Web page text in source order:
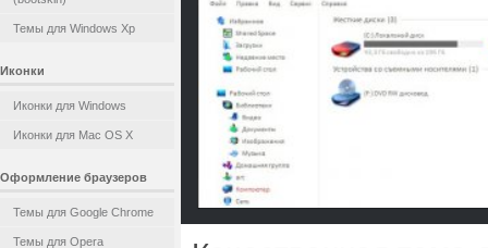
Темы для Windows Xp
Иконки
Иконки для Windows
Иконки для Mac OS X
Оформление браузеров
Темы для Google Chrome
Темы для Opera